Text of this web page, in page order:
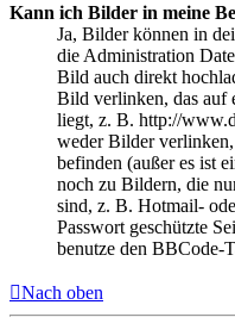
Kann ich Bilder in meine
Ja, Bilder können in
die Administration
Bild auch direkt
Bild verlinken, das auf
liegt, z. B. http://
weder Bilder
befinden (außer es ist
noch zu Bildern, die
sind, z. B. Hotmail-
Passwort geschützte
benutze den BBCode-
Nach oben